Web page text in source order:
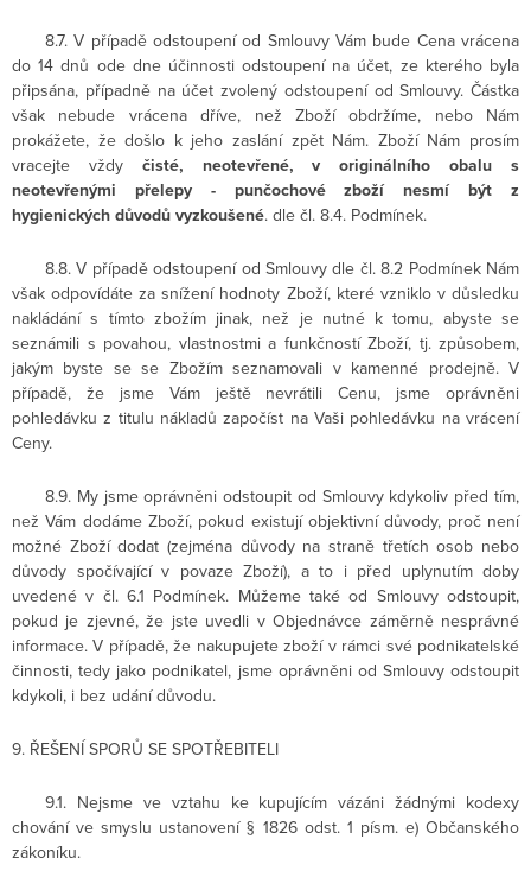
8.7. V případě odstoupení od Smlouvy Vám bude Cena vrácena
do 14 dnů ode dne účinnosti odstoupení na účet, ze kterého byla
připsána, případně na účet zvolený odstoupení od Smlouvy. Částka
však nebude vrácena dříve, než Zboží obdržíme, nebo Nám
prokážete, že došlo k jeho zaslání zpět Nám. Zboží Nám prosím
vracejte vždy čisté, neotevřené, v originálního obalu s
neotevřenými přelepy - punčochové zboží nesmí být z
hygienických důvodů vyzkoušené. dle čl. 8.4. Podmínek.
8.8. V případě odstoupení od Smlouvy dle čl. 8.2 Podmínek Nám
však odpovídáte za snížení hodnoty Zboží, které vzniklo v důsledku
nakládání s tímto zbožím jinak, než je nutné k tomu, abyste se
seznámili s povahou, vlastnostmi a funkčností Zboží, tj. způsobem,
jakým byste se se Zbožím seznamovali v kamenné prodejně. V
případě, že jsme Vám ještě nevrátili Cenu, jsme oprávněni
pohledávku z titulu nákladů započíst na Vaši pohledávku na vrácení
Ceny.
8.9. My jsme oprávněni odstoupit od Smlouvy kdykoliv před tím,
než Vám dodáme Zboží, pokud existují objektivní důvody, proč není
možné Zboží dodat (zejména důvody na straně třetích osob nebo
důvody spočívající v povaze Zboží), a to i před uplynutím doby
uvedené v čl. 6.1 Podmínek. Můžeme také od Smlouvy odstoupit,
pokud je zjevné, že jste uvedli v Objednávce záměrně nesprávné
informace. V případě, že nakupujete zboží v rámci své podnikatelské
činnosti, tedy jako podnikatel, jsme oprávněni od Smlouvy odstoupit
kdykoli, i bez udání důvodu.
9. ŘEŠENÍ SPORŮ SE SPOTŘEBITELI
9.1. Nejsme ve vztahu ke kupujícím vázáni žádnými kodexy
chování ve smyslu ustanovení § 1826 odst. 1 písm. e) Občanského
zákoníku.